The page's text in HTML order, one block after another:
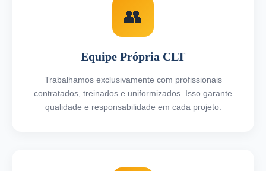
👥
Equipe Própria CLT
Trabalhamos exclusivamente com profissionais
contratados, treinados e uniformizados. Isso garante
qualidade e responsabilidade em cada projeto.